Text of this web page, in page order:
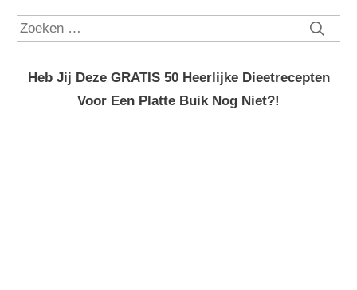
Zoeken
Heb Jij Deze GRATIS 50 Heerlijke Dieetrecepten
Voor Een Platte Buik Nog Niet?!